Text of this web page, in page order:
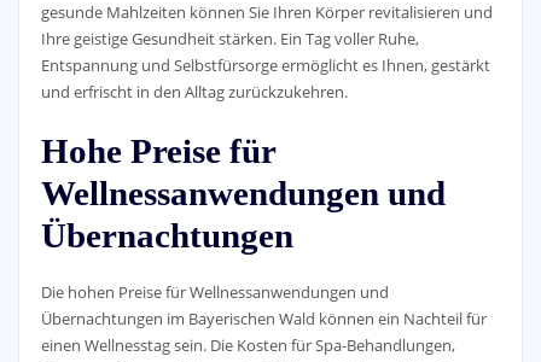
gesunde Mahlzeiten können Sie Ihren Körper revitalisieren und
Ihre geistige Gesundheit stärken. Ein Tag voller Ruhe,
Entspannung und Selbstfürsorge ermöglicht es Ihnen, gestärkt
und erfrischt in den Alltag zurückzukehren.
Hohe Preise für
Wellnessanwendungen und
Übernachtungen
Die hohen Preise für Wellnessanwendungen und
Übernachtungen im Bayerischen Wald können ein Nachteil für
einen Wellnesstag sein. Die Kosten für Spa-Behandlungen,